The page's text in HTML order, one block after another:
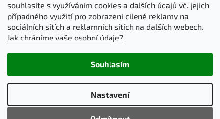
souhlasíte s využíváním cookies a dalších údajů vč. jejich
případného využití pro zobrazení cílené reklamy na
sociálních sítích a reklamních sítích na dalších webech.
Jak chráníme vaše osobní údaje?
Nastavení
Souhlasím
E-mail
PŘIHLÁSIT SE